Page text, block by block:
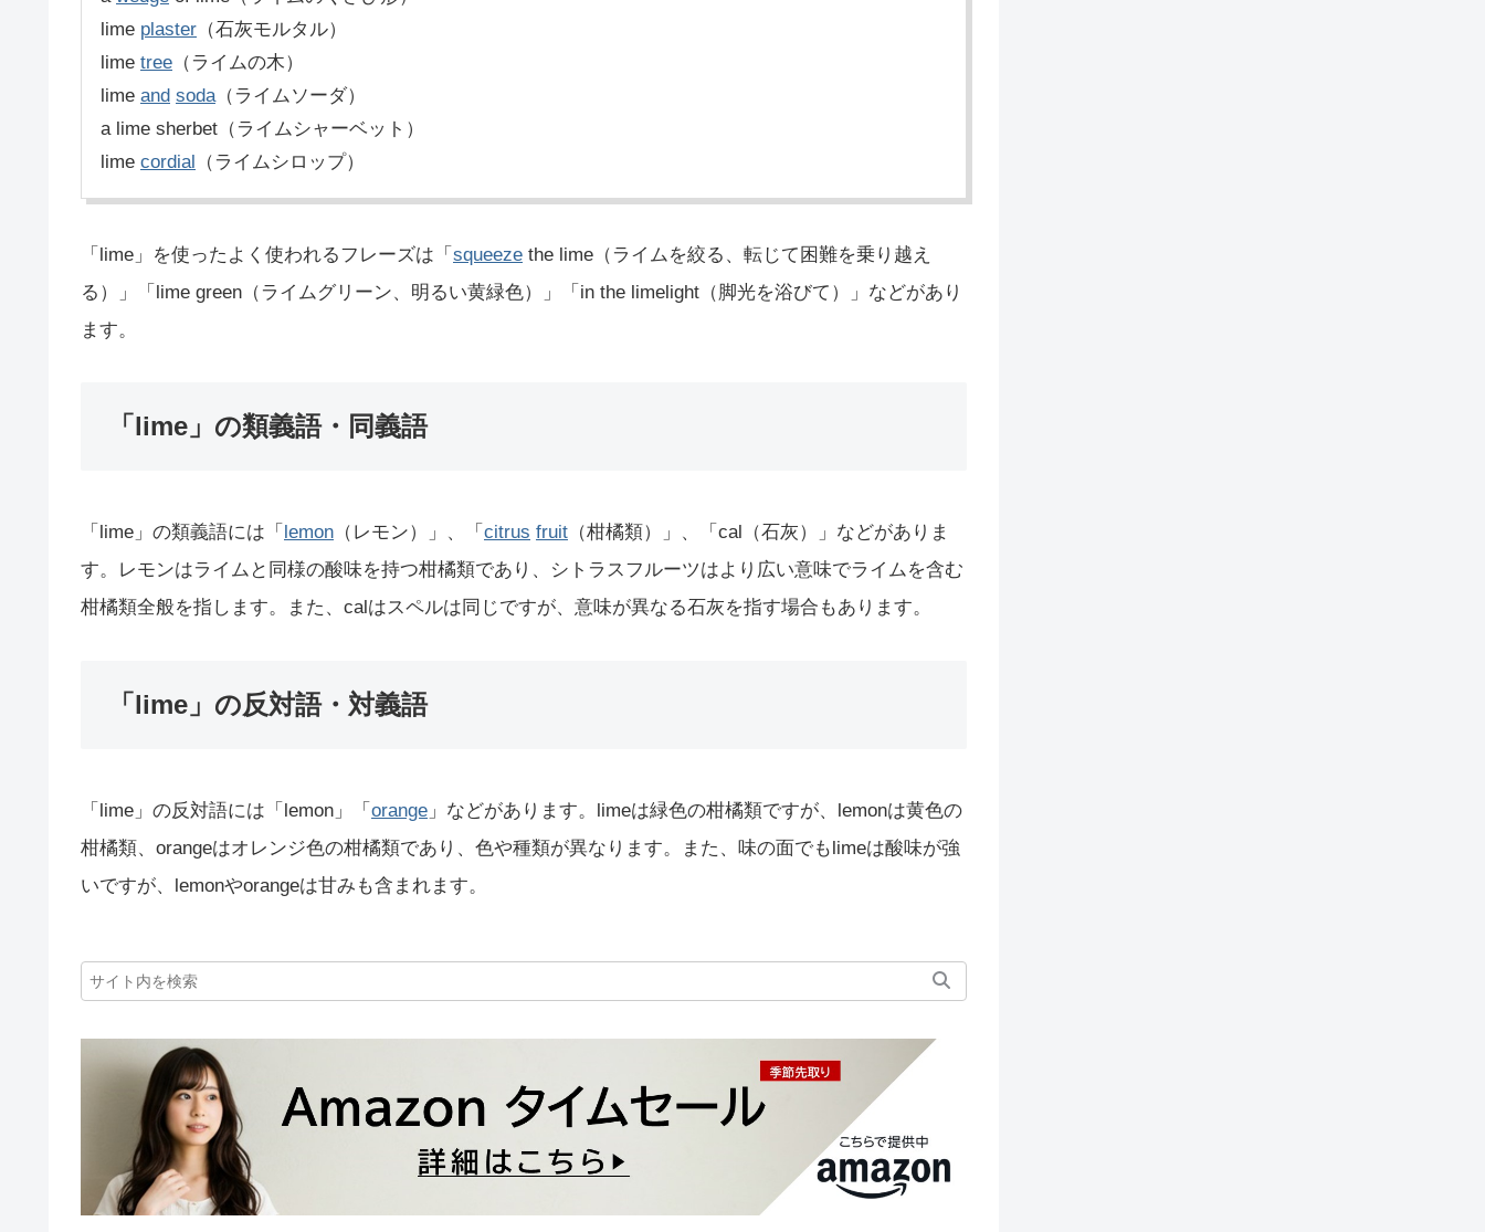
lime plaster （石灰モルタル）
lime tree （ライムの木）
lime and soda（ライムソーダ）
a lime sherbet（ライムシャーベット）
lime cordial （ライムシロップ）
「lime」を使ったよく使われるフレーズは「 squeeze the lime（ライムを絞る、転じて困難を乗り越え
る）」「lime green（ライムグリーン、明るい黄緑色）」「in the limelight（脚光を浴びて）」などがあり
ます。
「lime」の類義語・同義語
「lime」の類義語には「 lemon （レモン）」、「 citrus fruit （柑橘類）」、「cal（石灰）」などがありま
す。レモンはライムと同様の酸味を持つ柑橘類であり、シトラスフルーツはより広い意味でライムを含む
柑橘類全般を指します。また、calはスペルは同じですが、意味が異なる石灰を指す場合もあります。
「lime」の反対語・対義語
「lime」の反対語には「lemon」「 orange 」などがあります。limeは緑色の柑橘類ですが、lemonは黄色の
柑橘類、orangeはオレンジ色の柑橘類であり、色や種類が異なります。また、味の面でもlimeは酸味が強
いですが、lemonやorangeは甘みも含まれます。